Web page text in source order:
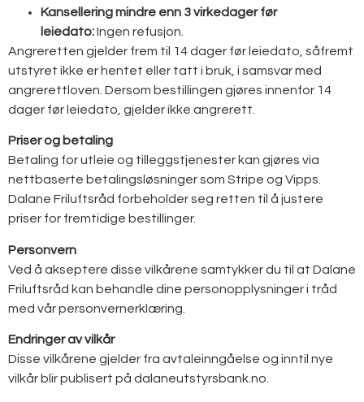
Kansellering mindre enn 3virkedager før
leiedato:Ingen refusjon.
Angreretten gjelder frem til 14 dager før leiedato, såfremt
utstyret ikke er hentet eller tatt i bruk, i samsvar med
angrerettloven. Dersom bestillingen gjøres innenfor 14
dager før leiedato, gjelder ikke angrerett.
Priser og betaling
Betaling for utleie og tilleggstjenester kan gjøres via
nettbaserte betalingsløsninger som Stripe og Vipps.
Dalane Friluftsråd forbeholder seg retten til å justere
priser for fremtidige bestillinger.
Personvern
Ved å akseptere disse vilkårene samtykker du til at Dalane
Friluftsråd kan behandle dine personopplysninger i tråd
med vår personvernerklæring.
Endringer av vilkår
Disse vilkårene gjelder fra avtaleinngåelse og inntil nye
vilkår blir publisert på dalaneutstyrsbank.no.